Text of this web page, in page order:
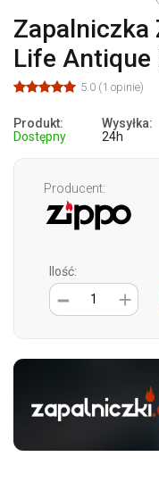
Zapalniczka
Life Antique
5.0 (1 opinie)
Produkt:
Dostępny
Wysyłka:
24h
Producent:
Ilość:
1